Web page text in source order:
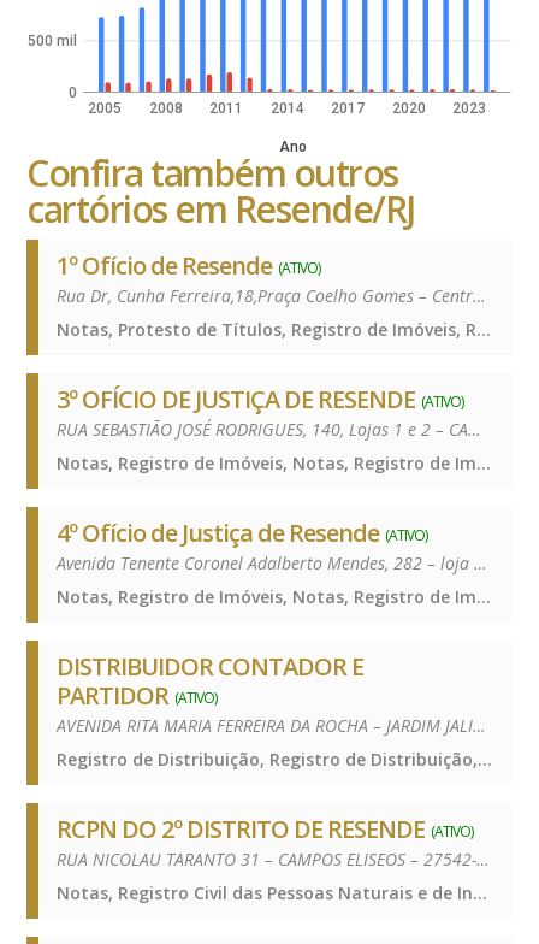
2005 2008 2011 2014 2017 2020 2023
Ano
0
500 mil
Confira também outros
cartórios em Resende/RJ
1º Ofício de Resende (ATIVO)
Rua Dr, Cunha Ferreira,18,Praça Coelho Gomes – Centro – 27511-230
Notas, Protesto de Títulos, Registro de Imóveis, Registro de Títulos e Documentos e Civis das Pessoas Jurídicas, Notas, Protesto de Títulos, Registro de Imóveis, Registro de Títulos e Documentos e Civis das Pessoas Jurídicas, Notas, Protesto de Títulos, Registro de Imóveis, Registro de Títulos e Documentos e Civis das Pessoas Jurídicas
3º OFÍCIO DE JUSTIÇA DE RESENDE (ATIVO)
RUA SEBASTIÃO JOSÉ RODRIGUES, 140, Lojas 1 e 2 – CAMPOS ELÍSEOS – 27542-060
Notas, Registro de Imóveis, Notas, Registro de Imóveis, Notas, Registro de Imóveis
4º Ofício de Justiça de Resende (ATIVO)
Avenida Tenente Coronel Adalberto Mendes, 282 – loja – Vila Santa Cecília – 27520-302
Notas, Registro de Imóveis, Notas, Registro de Imóveis, Notas, Registro de Imóveis
DISTRIBUIDOR CONTADOR E
PARTIDOR (ATIVO)
AVENIDA RITA MARIA FERREIRA DA ROCHA – JARDIM JALISCO – 27510-060
Registro de Distribuição, Registro de Distribuição, Registro de Distribuição
RCPN DO 2º DISTRITO DE RESENDE (ATIVO)
RUA NICOLAU TARANTO 31 – CAMPOS ELISEOS – 27542-020
Notas, Registro Civil das Pessoas Naturais e de Interdições e Tutelas, Notas, Registro Civil das Pessoas Naturais e de Interdições e Tutelas, Notas, Registro Civil das Pessoas Naturais e de Interdições e Tutelas